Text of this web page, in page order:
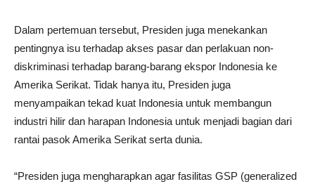
Dalam pertemuan tersebut, Presiden juga menekankan
pentingnya isu terhadap akses pasar dan perlakuan non-
diskriminasi terhadap barang-barang ekspor Indonesia ke
Amerika Serikat. Tidak hanya itu, Presiden juga
menyampaikan tekad kuat Indonesia untuk membangun
industri hilir dan harapan Indonesia untuk menjadi bagian dari
rantai pasok Amerika Serikat serta dunia.
“Presiden juga mengharapkan agar fasilitas GSP (generalized